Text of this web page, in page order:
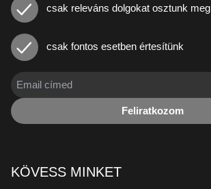
csak releváns dolgokat osztunk meg
csak fontos esetben értesítünk
Feliratkozom
KÖVESS MINKET